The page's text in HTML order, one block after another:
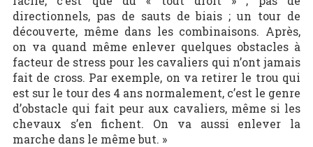
directionnels, pas de sauts de biais ; un tour de
découverte, même dans les combinaisons. Après,
on va quand même enlever quelques obstacles à
facteur de stress pour les cavaliers qui n’ont jamais
fait de cross. Par exemple, on va retirer le trou qui
est sur le tour des 4 ans normalement, c’est le genre
d’obstacle qui fait peur aux cavaliers, même si les
chevaux s’en fichent. On va aussi enlever la
marche dans le même but. »